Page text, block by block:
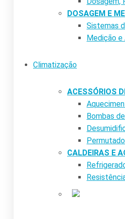
DOSAGEM E
Sistemas
Medição e
Climatização
ACESSÓRIOS
Bombas
CALDEIRAS E